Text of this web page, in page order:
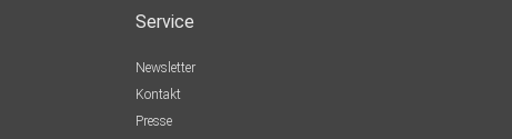
Service
Newsletter
Kontakt
Presse